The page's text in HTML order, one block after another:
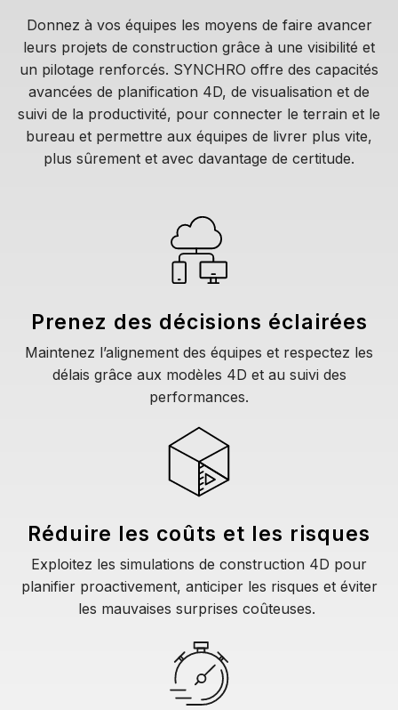
Donnez à vos équipes les moyens de faire avancer
leurs projets de construction grâce à une visibilité et
un pilotage renforcés. SYNCHRO offre des capacités
avancées de planification 4D, de visualisation et de
suivi de la productivité, pour connecter le terrain et le
bureau et permettre aux équipes de livrer plus vite,
plus sûrement et avec davantage de certitude.
Prenez des décisions éclairées
Maintenez l’alignement des équipes et respectez les
délais grâce aux modèles 4D et au suivi des
performances.
Réduire les coûts et les risques
Exploitez les simulations de construction 4D pour
planifier proactivement, anticiper les risques et éviter
les mauvaises surprises coûteuses.